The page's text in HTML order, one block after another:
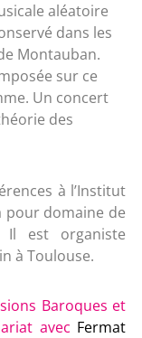
aléatoire
dans les
Montauban.
sur ce
Un concert
des
à l’Institut
pour domaine de
Il est organiste
à Toulouse.
Baroques et
avec Fermat